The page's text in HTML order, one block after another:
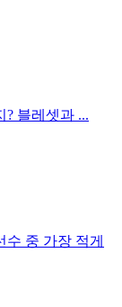
? 블레셋과 ...
수 중 가장 적게